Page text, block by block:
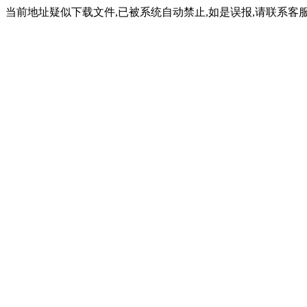
当前地址疑似下载文件,已被系统自动禁止,如是误报,请联系客